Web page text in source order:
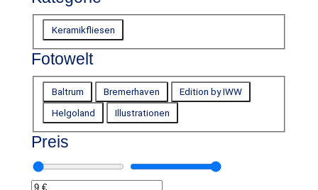
a
t
e
g
o
r
e
Keramikfliesen
Fotowelt
o
t
o
w
e
Baltrum Bremerhaven
Edition by IWW
Helgoland
Illustrationen
Preis